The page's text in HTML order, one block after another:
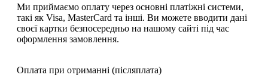
Ми приймаємо оплату через основні платіжні системи,
такі як Visa, MasterCard та інші. Ви можете вводити дані
своєї картки безпосередньо на нашому сайті під час
оформлення замовлення.
Оплата при отриманні (післяплата)